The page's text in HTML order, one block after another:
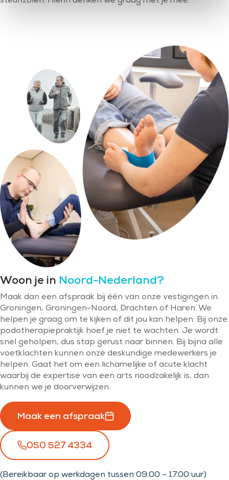
Woon je in Noord-Nederland?
Maak dan een afspraak bij één van onze vestigingen in
Groningen, Groningen-Noord, Drachten of Haren. We
helpen je graag om te kijken of dit jou kan helpen. Bij onze
podotherapiepraktijk hoef je niet te wachten. Je wordt
snel geholpen, dus stap gerust naar binnen. Bij bijna alle
voetklachten kunnen onze deskundige medewerkers je
helpen. Gaat het om een lichamelijke of acute klacht
waarbij de expertise van een arts noodzakelijk is, dan
kunnen we je doorverwijzen.
Maak een afspraak
050 527 4334
(Bereikbaar op werkdagen tussen 09.00 – 17.00 uur)